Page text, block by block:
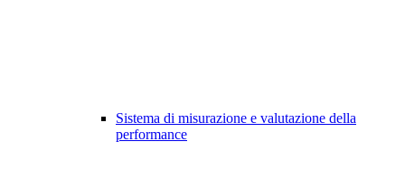
Sistema di misurazione e valutazione della
performance